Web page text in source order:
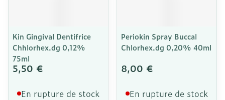
Kin Gingival Dentifrice
Chhlorhex.dg 0,12%
75ml
5,50 €
En rupture de stock
Periokin Spray Buccal
Chlorhex.dg 0,20% 40ml
8,00 €
En rupture de stock